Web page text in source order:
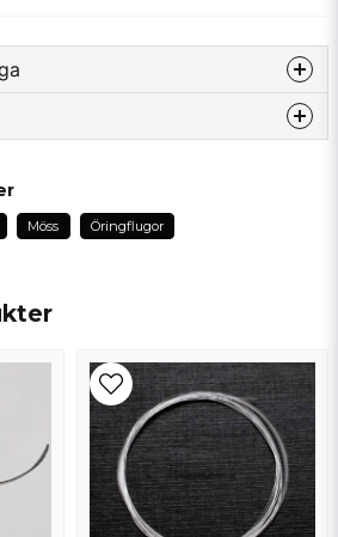
denna produkten...
min fråga
Möss Öringflugor